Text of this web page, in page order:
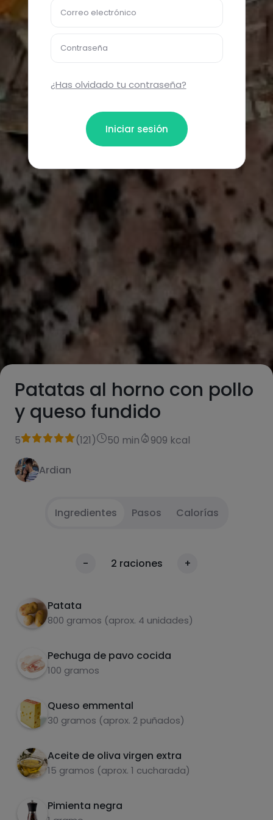
Patatas al horno con pollo
y queso fundido
5 (121) 50 min 909 kcal
Ardian
Ingredientes Pasos Calorías
- 2 raciones +
Patata
800 gramos (aprox. 4 unidades)
Pechuga de pavo cocida
100 gramos
Queso emmental
30 gramos (aprox. 2 puñados)
Aceite de oliva virgen extra
15 gramos (aprox. 1 cucharada)
Pimienta negra
Precalentar el horno a 200° 10min.
piel y colocarlas en la bandeja para el horno.
Añadir una cucharada de aceite y
salpimentar.
3 Meter la bandeja en el horno a 180° durante
Carbohidratos Proteínas
Correo electrónico
Contraseña
¿Has olvidado tu contraseña?
Iniciar sesión